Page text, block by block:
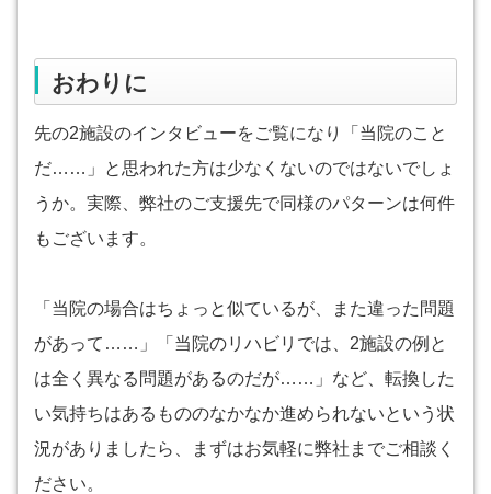
おわりに
先の2施設のインタビューをご覧になり「当院のこと
だ……」と思われた方は少なくないのではないでしょ
うか。実際、弊社のご支援先で同様のパターンは何件
もございます。
「当院の場合はちょっと似ているが、また違った問題
があって……」「当院のリハビリでは、2施設の例と
は全く異なる問題があるのだが……」など、転換した
い気持ちはあるもののなかなか進められないという状
況がありましたら、まずはお気軽に弊社までご相談く
ださい。